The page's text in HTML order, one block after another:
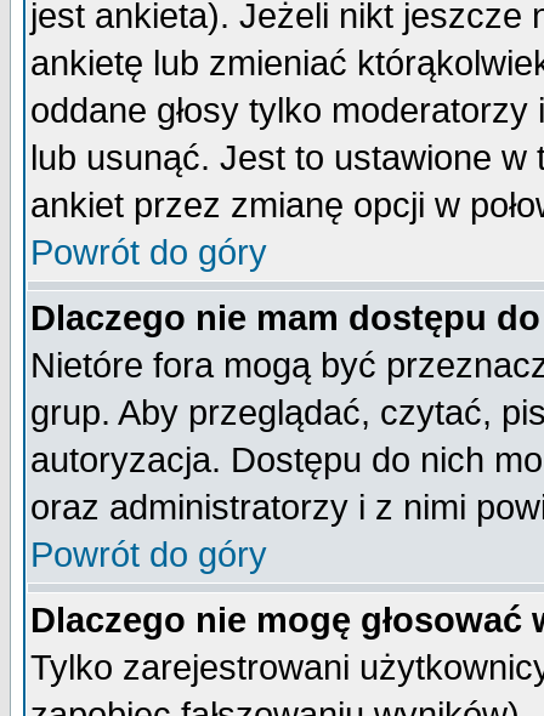
jest ankieta). Jeżeli nikt jeszcze
ankietę lub zmieniać
oddane głosy tylko
lub usunąć. Jest to ustawione w
ankiet przez zmianę opcji w
Powrót do góry
Dlaczego nie mam dostępu
Nietóre fora mogą być
grup. Aby przeglądać, czytać,
autoryzacja. Dostępu do nich
oraz administratorzy i z nimi
Powrót do góry
Dlaczego nie mogę głosować
Tylko zarejestrowani